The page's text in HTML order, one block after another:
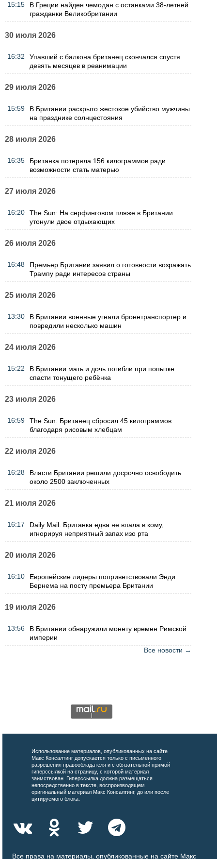
15:15
В Греции найден чемодан с останками 38-летней
гражданки Великобритании
30 июля 2026
16:32
Упавший с балкона британец скончался спустя
девять месяцев в реанимации
29 июля 2026
15:59
В Британии раскрыто жестокое убийство мужчины
на празднике солнцестояния
28 июля 2026
16:35
Британка потеряла 156 килограммов ради
возможности стать матерью
27 июля 2026
16:20
The Sun: На серфинговом пляже в Британии
утонули двое отдыхающих
26 июля 2026
16:48
Премьер Британии заявил о готовности возражать
Трампу ради интересов страны
25 июля 2026
13:30
В Британии военные угнали бронетранспортер и
повредили несколько машин
24 июля 2026
15:22
В Британии мать и дочь погибли при попытке
спасти тонущего ребёнка
23 июля 2026
16:59
The Sun: Британец сбросил 45 килограммов
благодаря рисовым хлебцам
22 июля 2026
16:28
Власти Британии решили досрочно освободить
около 2500 заключенных
21 июля 2026
16:17
Daily Mail: Британка едва не впала в кому,
игнорируя неприятный запах изо рта
20 июля 2026
16:10
Европейские лидеры поприветствовали Энди
Бернема на посту премьера Британии
19 июля 2026
13:56
В Британии обнаружили монету времен Римской
империи
Все новости →
Использование материалов, опубликованных на сайте
Макс Консалтинг допускается только с письменного
разрешения правообладателя и с обязательной прямой
гиперссылкой на страницу, с которой материал
заимствован. Гиперссылка должна размещаться
непосредственно в тексте, воспроизводящем
оригинальный материал Макс Консалтинг, до или после
цитируемого блока.
Все права на материалы, опубликованные на сайте Макс